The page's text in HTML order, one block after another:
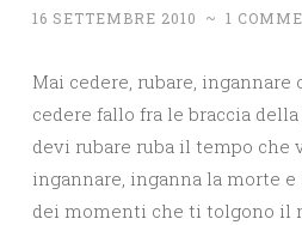
16 SETTEMBRE 2010 ~ 1
Mai cedere, rubare, ingannare
cedere fallo fra le braccia
devi rubare ruba il tempo che
ingannare, inganna la morte
dei momenti che ti tolgono il